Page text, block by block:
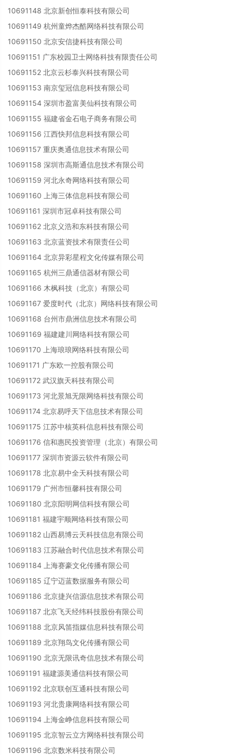
10691148 北京新创恒泰科技有限公司
10691149 杭州童烨杰酷网络科技有限公司
10691150 北京安信捷科技有限公司
10691151 广东校园卫士网络科技有限责任公司
10691152 北京云杉泰兴科技有限公司
10691153 南京玺冠信息科技有限公司
10691154 深圳市盈富美仙科技有限公司
10691155 福建省金石电子商务有限公司
10691156 江西快邦信息科技有限公司
10691157 重庆奥通信息技术有限公司
10691158 深圳市高斯通信息技术有限公司
10691159 河北永奇网络科技有限公司
10691160 上海三体信息科技有限公司
10691161 深圳市冠卓科技有限公司
10691162 北京义浩和东科技有限公司
10691163 北京蓝资技术有限责任公司
10691164 北京异彩星程文化传媒有限公司
10691165 杭州三鼎通信器材有限公司
10691166 木枫科技（北京）有限公司
10691167 爱度时代（北京）网络科技有限公司
10691168 台州市鼎洲信息技术有限公司
10691169 福建建川网络科技有限公司
10691170 上海琅琅网络科技有限公司
10691171 广东欧一控股有限公司
10691172 武汉旗天科技有限公司
10691173 河北景旭无限网络科技有限公司
10691174 北京易呼天下信息技术有限公司
10691175 江苏中核英科信息科技有限公司
10691176 信和惠民投资管理（北京）有限公司
10691177 深圳市资源云软件有限公司
10691178 北京易中全天科技有限公司
10691179 广州市恒馨科技有限公司
10691180 北京阳明网信科技有限公司
10691181 福建宇顺网络科技有限公司
10691182 山西易博云天科技信息有限公司
10691183 江苏融合时代信息技术有限公司
10691184 上海赛豪文化传播有限公司
10691185 辽宁迈蓝数据服务有限公司
10691186 北京捷兴信源信息技术有限公司
10691187 北京飞天经纬科技股份有限公司
10691188 北京风笛指媒信息科技有限公司
10691189 北京翔鸟文化传播有限公司
10691190 北京无限讯奇信息技术有限公司
10691191 福建源美通信科技有限公司
10691192 北京联创互通科技有限公司
10691193 河北贵康网络科技有限公司
10691194 上海金峥信息科技有限公司
10691195 北京智云立方网络科技有限公司
10691196 北京数米科技有限公司